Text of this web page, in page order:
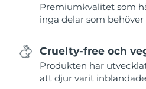
Premiumkvalitet som
inga delar som
Cruelty-free och
Produkten har
att djur varit